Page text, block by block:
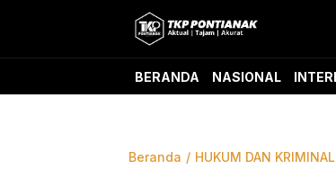
content
TKP Pontianak
Aktual, Tajam, dan Akurat
BERANDA NASIONAL
Beranda HUKUM DAN KRIMINAL